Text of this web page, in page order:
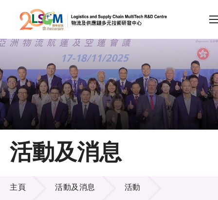
跳到內容（按回車鍵）
會員登入
A A EN 繁 简
主頁
關於LSCM
技術商品化
活動及消息
活動及消息
主頁 活動及消息 活動